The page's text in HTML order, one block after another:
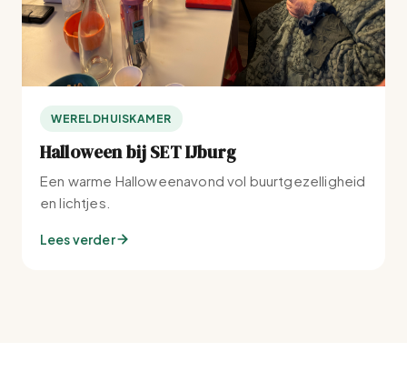
WERELDHUISKAMER
Halloween bij SET IJburg
Een warme Halloweenavond vol buurtgezelligheid
en lichtjes.
Lees verder